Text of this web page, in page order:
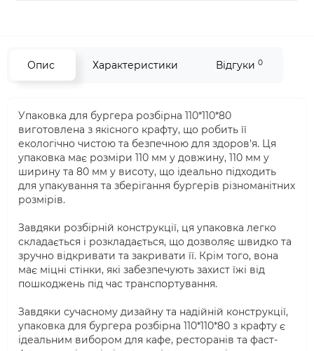
Опис Характеристики Відгуки 0
Упаковка для бургера розбірна 110*110*80
виготовлена з якісного крафту, що робить її
екологічно чистою та безпечною для здоров'я. Ця
упаковка має розміри 110 мм у довжину, 110 мм у
ширину та 80 мм у висоту, що ідеально підходить
для упакування та зберігання бургерів різноманітних
розмірів.
Завдяки розбірній конструкції, ця упаковка легко
складається і розкладається, що дозволяє швидко та
зручно відкривати та закривати її. Крім того, вона
має міцні стінки, які забезпечують захист їжі від
пошкоджень під час транспортування.
Завдяки сучасному дизайну та надійній конструкції,
упаковка для бургера розбірна 110*110*80 з крафту є
ідеальним вибором для кафе, ресторанів та фаст-